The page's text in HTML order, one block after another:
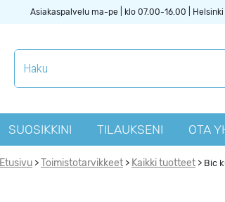
Asiakaspalvelu ma-pe | klo 07.00-16.00 |
SUOSIKKINI TILAUKSENI OTA
Etusivu > Toimistotarvikkeet > Kaikki tuotteet > Bic